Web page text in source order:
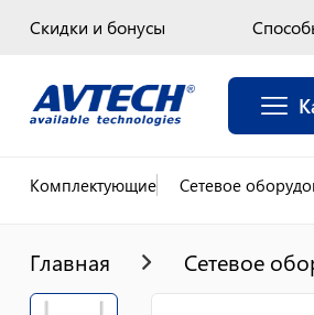
Скидки и бонусы
Комплектующие Сетевое
Главная Сетевое